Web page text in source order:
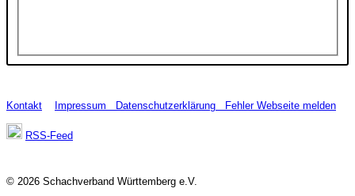
Kontakt Impressum Datenschutzerklärung Fehler Webseite melden
RSS-Feed
© 2026 Schachverband Württemberg e.V.